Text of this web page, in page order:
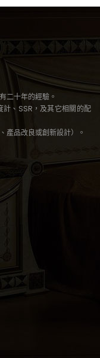
二十年的經驗。
、SSR，及其它相關的配
產品改良或創新設計）。